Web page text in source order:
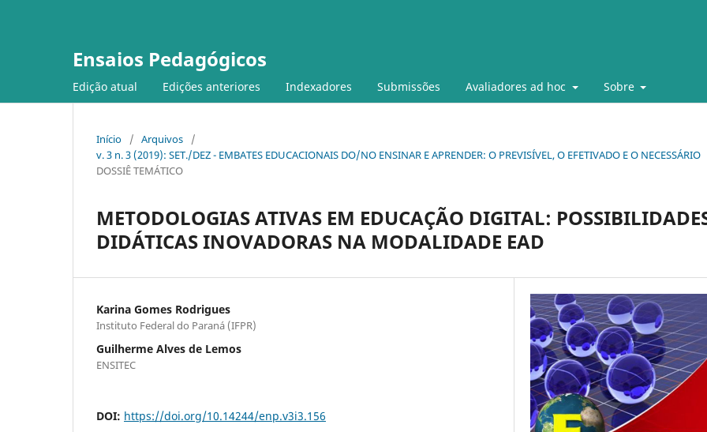
Ensaios Pedagógicos
Edição atual Edições anteriores Indexadores Submissões Avaliadores ad hoc Sobre
Início / Arquivos
/
v. 3 n. 3 (2019): SET./DEZ - EMBATES EDUCACIONAIS DO/NO ENSINAR E APRENDER: O PREVISÍVEL, O EFETIVADO E O NECESSÁRIO
DOSSIÊ TEMÁTICO
METODOLOGIAS ATIVAS EM EDUCAÇÃO DIGITAL:
DIDÁTICAS INOVADORAS NA MODALIDADE EAD
Karina Gomes Rodrigues
Instituto Federal do Paraná (IFPR)
Guilherme Alves de Lemos
ENSITEC
DOI: https://doi.org/10.14244/enp.v3i3.156